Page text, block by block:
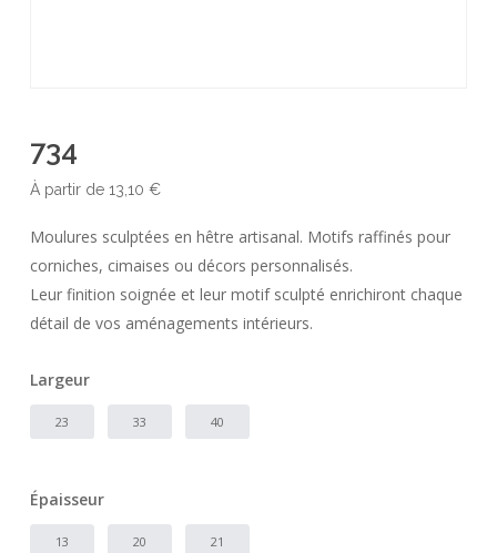
734
À partir de 13,10 €
Moulures sculptées en hêtre artisanal. Motifs raffinés pour
corniches, cimaises ou décors personnalisés.
Leur finition soignée et leur motif sculpté enrichiront chaque
détail de vos aménagements intérieurs.
Largeur
23 33 40
Épaisseur
13 20 21